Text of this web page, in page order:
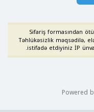
Sifariş formasından
Təhlükəsizlik məqsədilə,
istifadə etdiyiniz İP
Powered